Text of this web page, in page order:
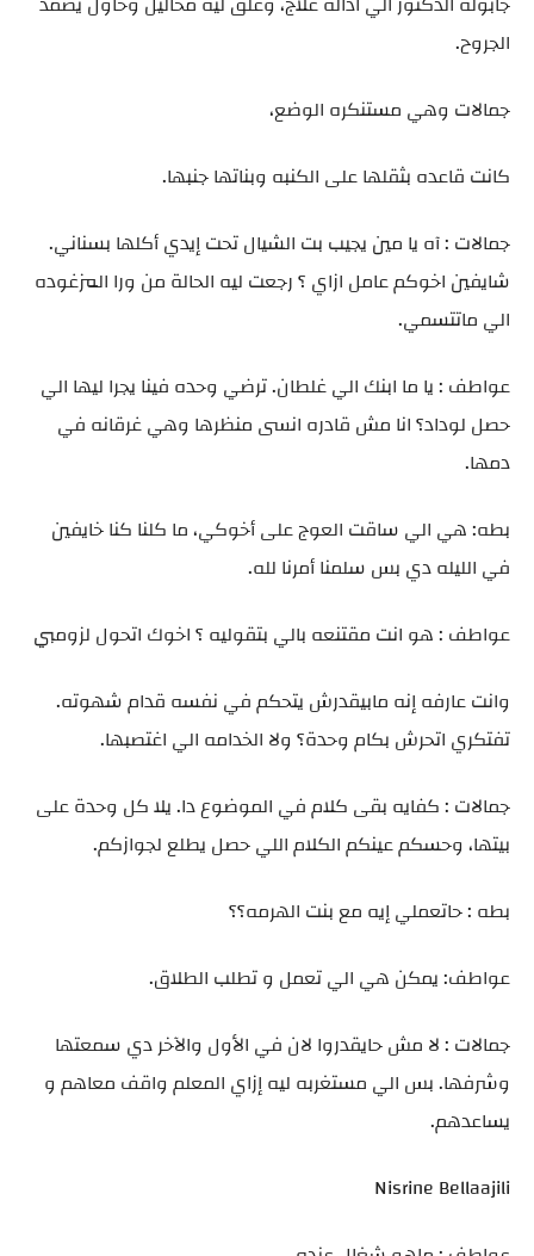
الجروح.
جمالات وهي مستنكره الوضع،
كانت قاعده بثقلها على الكنبه وبناتها جنبها.
جمالات : آه يا مين يجيب بت الشيال تحت إيدي أكلها بسناني.
شايفين اخوكم عامل ازاي ؟ رجعت ليه الحالة من ورا المزغوده
الي ماتتسمي.
عواطف : يا ما ابنك الي غلطان. ترضي وحده فينا يجرا ليها الي
حصل لوداد؟ انا مش قادره انسى منظرها وهي غرقانه في
دمها.
بطه: هي الي ساقت العوج على أخوكي، ما كلنا كنا خايفين
في الليله دي بس سلمنا أمرنا لله.
عواطف : هو انت مقتنعه بالي بتقوليه ؟ اخوك اتحول لزومبي
وانت عارفه إنه مابيقدرش يتحكم في نفسه قدام شهوته.
تفتكري اتحرش بكام وحدة؟ ولا الخدامه الي اغتصبها.
جمالات : كفايه بقى كلام في الموضوع دا. يلا كل وحدة على
بيتها، وحسكم عينكم الكلام اللي حصل يطلع لجوازكم.
بطه : حاتعملي إيه مع بنت الهرمه؟؟
عواطف: يمكن هي الي تعمل و تطلب الطلاق.
جمالات : لا مش حايقدروا لان في الأول والآخر دي سمعتها
وشرفها. بس الي مستغربه ليه إزاي المعلم واقف معاهم و
يساعدهم.
Nisrine Bellaajili